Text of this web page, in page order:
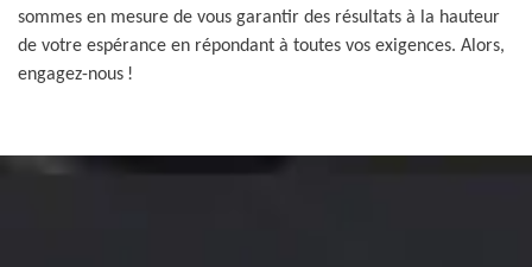
sommes en mesure de vous garantir des résultats à la hauteur
de votre espérance en répondant à toutes vos exigences. Alors,
engagez-nous !